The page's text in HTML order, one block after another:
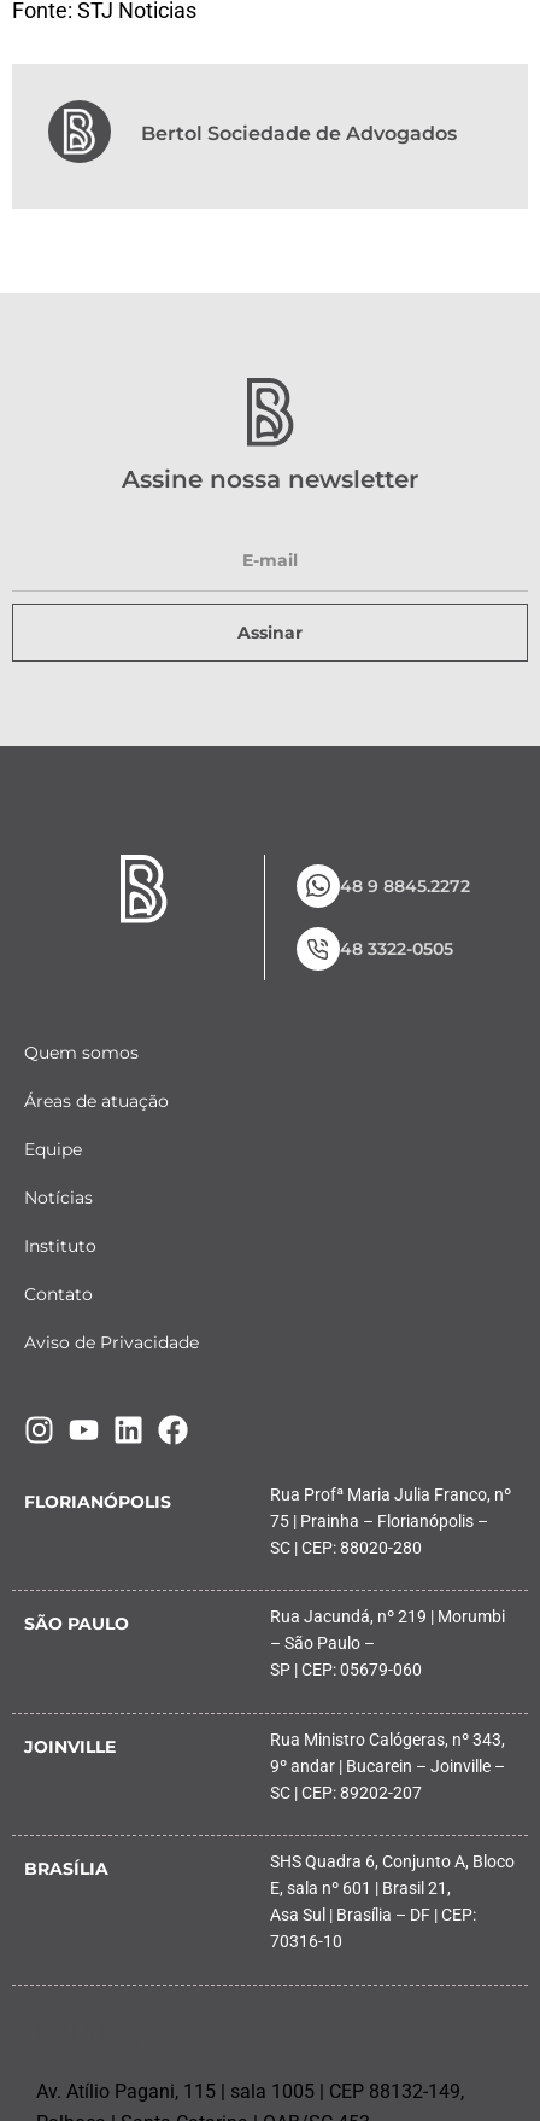
Fonte: STJ Noticias
Bertol Sociedade de Advogados
Assine nossa newsletter
Assinar
48 9 8845.2272
48 3322-0505
Quem somos
Áreas de atuação
Equipe
Notícias
Instituto
Contato
Aviso de Privacidade
FLORIANÓPOLIS
Rua Profª Maria Julia Franco, nº
75 | Prainha – Florianópolis –
SC | CEP: 88020-280
SÃO PAULO
Rua Jacundá, nº 219 | Morumbi
– São Paulo –
SP | CEP: 05679-060
JOINVILLE
Rua Ministro Calógeras, nº 343,
9º andar | Bucarein – Joinville –
SC | CEP: 89202-207
BRASÍLIA
SHS Quadra 6, Conjunto A, Bloco
E, sala nº 601 | Brasil 21,
Asa Sul | Brasília – DF | CEP:
70316-10
Av. Atílio Pagani, 115 | sala 1005 | CEP 88132-149,